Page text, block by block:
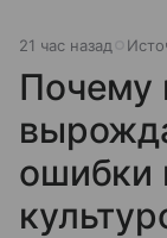
21 час назад
Почему
ошибки